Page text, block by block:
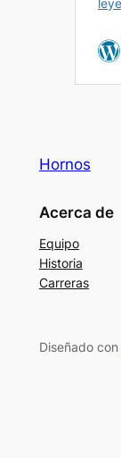
Hornos
Acerca de
Equipo
Historia
Carreras
Diseñado con